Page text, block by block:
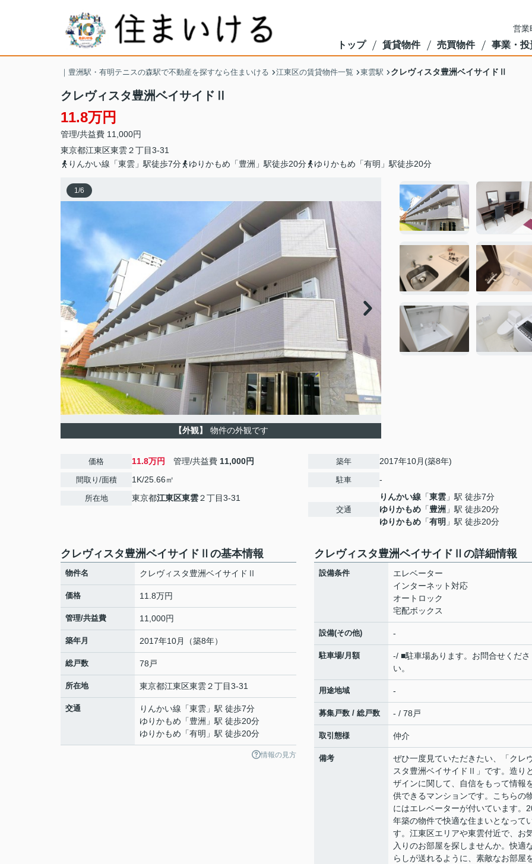
営
トップ 賃貸物件 売買物件 事業・投
｜豊洲駅・有明テニスの森駅で不動産を探すなら住まいける 江東区の賃貸物件一覧 東雲駅 クレヴィスタ豊洲ベイサイドⅡ
クレヴィスタ豊洲ベイサイドⅡ
11.8万円
管理/共益費 11,000円
東京都江東区東雲２丁目3-31
りんかい線「東雲」駅徒歩7分
ゆりかもめ「豊洲」駅徒歩20分 ゆりかもめ「有明」駅徒歩20分
1/6
【外観】 物件の外観です
価格 11.8万円 管理/共益費 11,000円
間取り/面積 1K/25.66㎡
所在地 東京都江東区東雲２丁目3-31
築年 2017年10月(築8年)
駐車 -
交通
りんかい線 「東雲 」駅 徒歩7分
ゆりかもめ 「豊洲 」駅 徒歩20分
ゆりかもめ 「有明 」駅 徒歩20分
クレヴィスタ豊洲ベイサイドⅡの基本情報
物件名 クレヴィスタ豊洲ベイサイドⅡ
価格 11.8万円
管理/共益費 11,000円
築年月 2017年10月（築8年）
総戸数 78戸
所在地 東京都江東区東雲２丁目3-31
交通 りんかい線 「東雲 」駅 徒歩7分
ゆりかもめ 「豊洲 」駅 徒歩20分
ゆりかもめ 「有明 」駅 徒歩20分
情報の見方
クレヴィスタ豊洲ベイサイドⅡの詳細情報
設備条件
エレベーター
インターネット対応
オートロック
宅配ボックス
設備(その他) -
駐車場/月額
-/ ■駐車場あります。お問合せくださ
い。
用途地域 -
募集戸数 / 総戸数 - / 78戸
取引態様 仲介
備考
ぜひ一度見ていただきたい、「クレ
スタ豊洲ベイサイドⅡ」です。造り
ザインに関して、自信をもって情報
供できるマンションです。こちらの
にはエレベーターが付いています。
年築の物件で快適な住まいとなって
す。江東区エリアや東雲付近で、お
入りのお部屋を探しませんか。快適
らしが送れるように、素敵なお部屋